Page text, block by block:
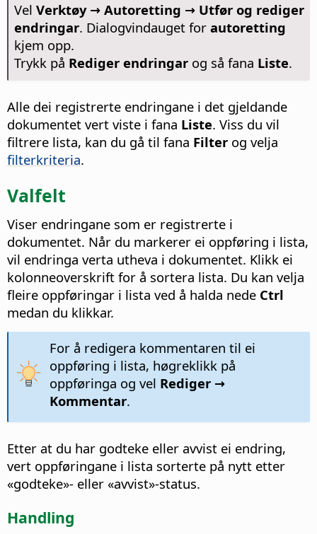
Vel Verktøy → Autoretting → Utfør og rediger
endringar. Dialogvindauget for autoretting
kjem opp.
Trykk på Rediger endringarog så fana Liste.
Alle dei registrerte endringane i det gjeldande
dokumentet vert viste i fana Liste. Viss du vil
filtrere lista, kan du gå til fana Filter og velja
filterkriteria.
Valfelt
Viser endringane som er registrerte i
dokumentet. Når du markerer ei oppføring i lista,
vil endringa verta utheva i dokumentet. Klikk ei
kolonneoverskrift for å sortera lista. Du kan velja
fleire oppføringar i lista ved å halda nede Ctrl
medan du klikkar.
For å redigera kommentaren til ei
oppføring i lista, høgreklikk på
oppføringa og vel Rediger →
Kommentar.
Etter at du har godteke eller avvist ei endring,
vert oppføringane i lista sorterte på nytt etter
«godteke»- eller «avvist»-status.
Handling